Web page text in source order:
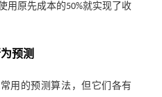
用原先成本的50%就实现了收
预测
用的预测算法，但它们各有